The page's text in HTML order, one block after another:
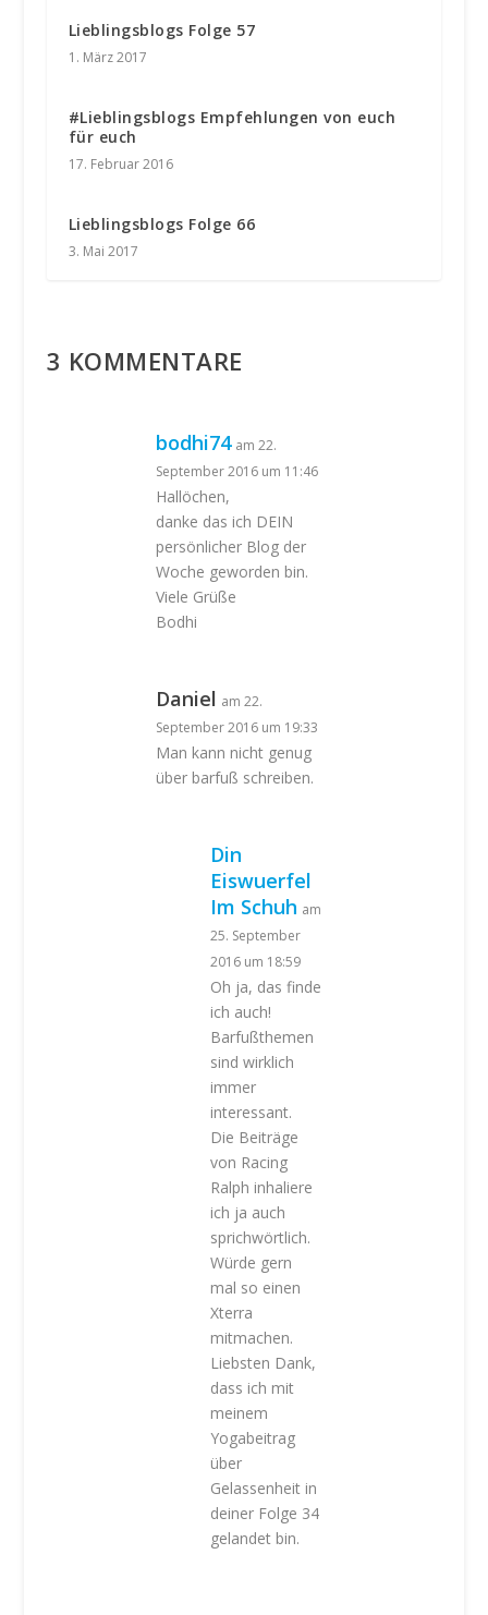
Lieblingsblogs Folge 57
1. März 2017
#Lieblingsblogs Empfehlungen von euch
für euch
17. Februar 2016
Lieblingsblogs Folge 66
3. Mai 2017
3 KOMMENTARE
bodhi74 am 22.
September 2016 um 11:46
Hallöchen,
danke das ich DEIN
persönlicher Blog der
Woche geworden bin.
Viele Grüße
Bodhi
Daniel am 22.
September 2016 um 19:33
Man kann nicht genug
über barfuß schreiben.
Din
Eiswuerfel
Im Schuh am
25. September
2016 um 18:59
Oh ja, das finde
ich auch!
Barfußthemen
sind wirklich
immer
interessant.
Die Beiträge
von Racing
Ralph inhaliere
ich ja auch
sprichwörtlich.
Würde gern
mal so einen
Xterra
mitmachen.
Liebsten Dank,
dass ich mit
meinem
Yogabeitrag
über
Gelassenheit in
deiner Folge 34
gelandet bin.